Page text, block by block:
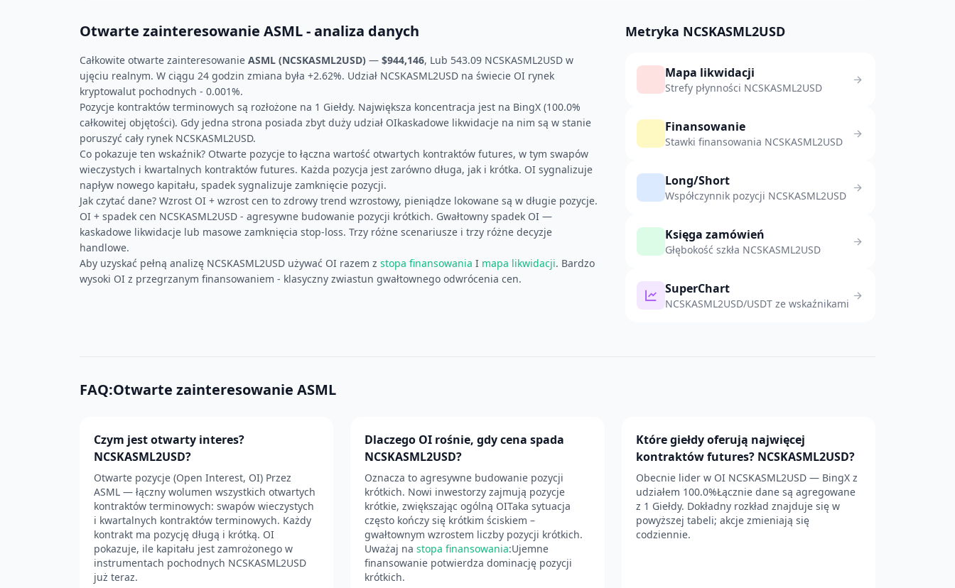
Otwarte zainteresowanie ASML - analiza danych
Całkowite otwarte zainteresowanie ASML (NCSKASML2USD) — $944,146, Lub 543.09 NCSKASML2USD w
ujęciu realnym. W ciągu 24 godzin zmiana była +2.62%. Udział NCSKASML2USD na świecie OI rynek
kryptowalut pochodnych - 0.001%.
Pozycje kontraktów terminowych są rozłożone na 1 Giełdy. Największa koncentracja jest na BingX (100.0%
całkowitej objętości). Gdy jedna strona posiada zbyt duży udział OIkaskadowe likwidacje na nim są w stanie
poruszyć cały rynek NCSKASML2USD.
Co pokazuje ten wskaźnik? Otwarte pozycje to łączna wartość otwartych kontraktów futures, w tym swapów
wieczystych i kwartalnych kontraktów futures. Każda pozycja jest zarówno długa, jak i krótka. OI sygnalizuje
napływ nowego kapitału, spadek sygnalizuje zamknięcie pozycji.
Jak czytać dane? Wzrost OI + wzrost cen to zdrowy trend wzrostowy, pieniądze lokowane są w długie pozycje.
OI + spadek cen NCSKASML2USD - agresywne budowanie pozycji krótkich. Gwałtowny spadek OI —
kaskadowe likwidacje lub masowe zamknięcia stop-loss. Trzy różne scenariusze i trzy różne decyzje
handlowe.
Aby uzyskać pełną analizę NCSKASML2USD używać OI razem z stopa finansowania I mapa likwidacji. Bardzo
wysoki OI z przegrzanym finansowaniem - klasyczny zwiastun gwałtownego odwrócenia cen.
Metryka NCSKASML2USD
Mapa likwidacji
Strefy płynności NCSKASML2USD
Finansowanie
Stawki finansowania NCSKASML2USD
Long/Short
Współczynnik pozycji NCSKASML2USD
Księga zamówień
Głębokość szkła NCSKASML2USD
SuperChart
NCSKASML2USD/USDT ze wskaźnikami
FAQ:Otwarte zainteresowanie ASML
Czym jest otwarty interes?
NCSKASML2USD?
Otwarte pozycje (Open Interest, OI) Przez
ASML — łączny wolumen wszystkich otwartych
kontraktów terminowych: swapów wieczystych
i kwartalnych kontraktów terminowych. Każdy
kontrakt ma pozycję długą i krótką. OI
pokazuje, ile kapitału jest zamrożonego w
instrumentach pochodnych NCSKASML2USD
już teraz.
Dlaczego OI rośnie, gdy cena spada
NCSKASML2USD?
Oznacza to agresywne budowanie pozycji
krótkich. Nowi inwestorzy zajmują pozycje
krótkie, zwiększając ogólną OITaka sytuacja
często kończy się krótkim ściskiem –
gwałtownym wzrostem liczby pozycji krótkich.
Uważaj nastopa finansowania:Ujemne
finansowanie potwierdza dominację pozycji
krótkich.
Które giełdy oferują najwięcej
kontraktów futures? NCSKASML2USD?
Obecnie lider w OI NCSKASML2USD — BingX z
udziałem 100.0%Łącznie dane są agregowane
z 1 Giełdy. Dokładny rozkład znajduje się w
powyższej tabeli; akcje zmieniają się
codziennie.